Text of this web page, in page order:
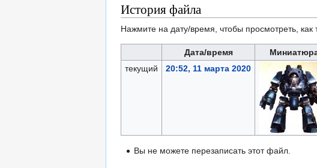
История файла
Нажмите на дату/время, чтобы просмотреть, как
Дата/время
текущий
20:52, 11 марта 2020
Вы не можете перезаписать этот файл.